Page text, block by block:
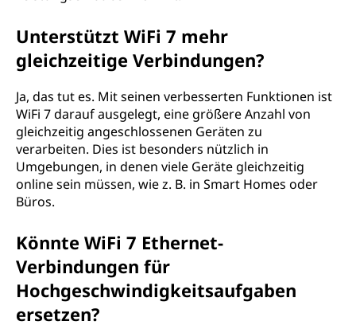
Unterstützt WiFi 7 mehr
gleichzeitige Verbindungen?
Ja, das tut es. Mit seinen verbesserten Funktionen ist
WiFi 7 darauf ausgelegt, eine größere Anzahl von
gleichzeitig angeschlossenen Geräten zu
verarbeiten. Dies ist besonders nützlich in
Umgebungen, in denen viele Geräte gleichzeitig
online sein müssen, wie z. B. in Smart Homes oder
Büros.
Könnte WiFi 7 Ethernet-
Verbindungen für
Hochgeschwindigkeitsaufgaben
ersetzen?